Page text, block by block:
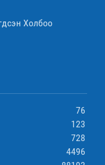
Холбоо
76
123
728
4496